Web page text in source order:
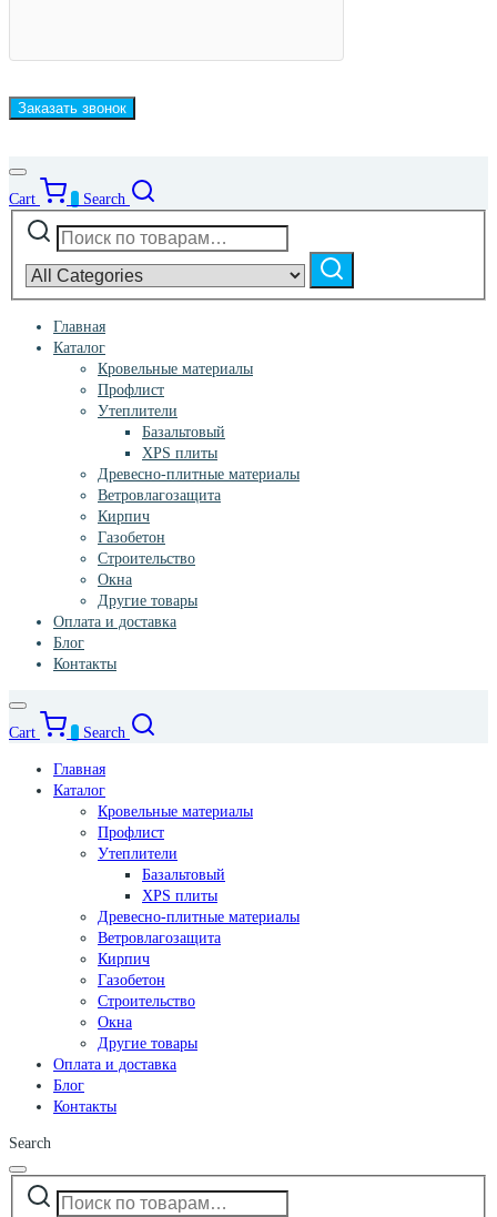
Cart
Search
Искать:
category:
Поиск
Главная
Каталог
Кровельные материалы
Профлист
Утеплители
Базальтовый
XPS плиты
Древесно-плитные материалы
Ветровлагозащита
Кирпич
Газобетон
Строительство
Окна
Другие товары
Оплата и доставка
Блог
Контакты
Cart 0 Search
Главная
Каталог
Кровельные материалы
Профлист
Утеплители
Базальтовый
XPS плиты
Древесно-плитные материалы
Ветровлагозащита
Кирпич
Газобетон
Строительство
Окна
Другие товары
Оплата и доставка
Блог
Контакты
Search
Искать: